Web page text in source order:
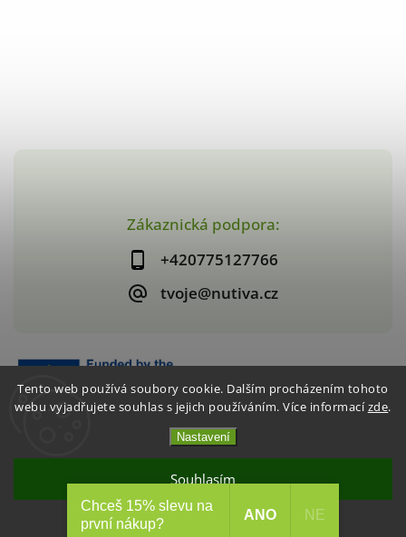
Tento web používá soubory cookie. Dalším procházením tohoto
webu vyjadřujete souhlas s jejich používáním. Více informacízde.
Nastavení
Souhlasím
Akce 2+1 Křupavé jahody / mango
CHCI VYUŽÍT AKCI
Zákaznická podpora:
+420775127766
tvoje@nutiva.cz
nutiva.cz
Shoptet | Design
Chceš 15% slevu na
první nákup?
ANO NE